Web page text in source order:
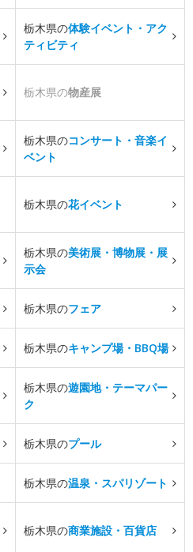
栃木県の体験イベント・アク
ティビティ
栃木県の物産展
栃木県のコンサート・音楽イ
ベント
栃木県の花イベント
栃木県の美術展・博物展・展
示会
栃木県のフェア
栃木県のキャンプ場・BBQ場
栃木県の遊園地・テーマパー
ク
栃木県のプール
栃木県の温泉・スパリゾート
栃木県の商業施設・百貨店